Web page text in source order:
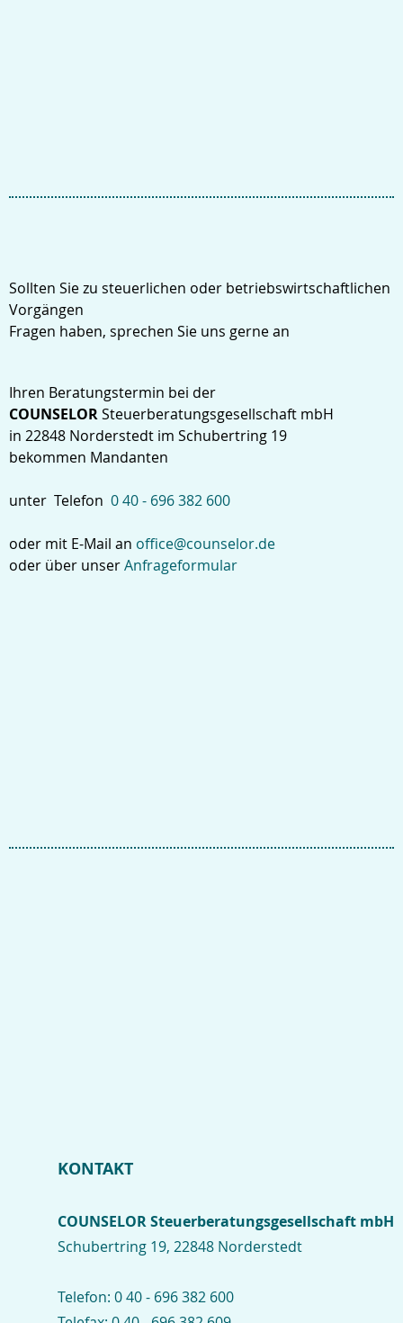
Sollten Sie zu steuerlichen oder betriebswirtschaftlichen
Vorgängen
Fragen haben, sprechen Sie uns gerne an
Ihren Beratungstermin bei der
COUNSELORSteuerberatungsgesellschaft mbH
in 22848 Norderstedt im Schubertring 19
bekommen Mandanten
unter Telefon 0 40 - 696 382 600
oder mit E-Mail an office@counselor.de
oder über unserAnfrageformular
KONTAKT
COUNSELOR Steuerberatungsgesellschaft mbH
Schubertring 19, 22848 Norderstedt
Telefon: 0 40 - 696 382 600